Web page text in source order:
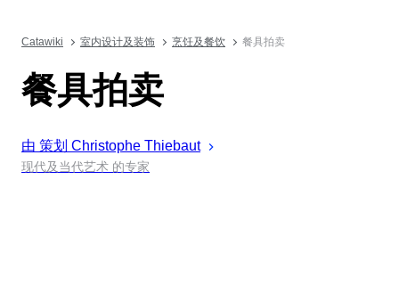
Catawiki 室内设计及装饰 烹饪及餐饮 餐具拍卖
餐具拍卖
由 策划 Christophe Thiebaut
现代及当代艺术 的专家